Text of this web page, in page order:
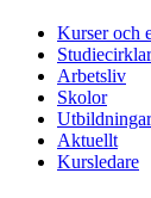
Kurser och
Arbetsliv
Skolor
Utbildningar
Aktuellt
Kursledare